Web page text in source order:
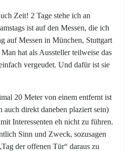
Zeit! 2 Tage stehe ich an
ist auf den Messen, die ich
auf Messen in München, Stuttgart
hat als Aussteller teilweise das
vergeudet. Und dafür ist sie
20 Meter von einem entfernt ist
auch direkt daneben plaziert sein)
Interessenten eh nicht zu führen.
Sinn und Zweck, sozusagen
der offenen Tür“ daraus zu